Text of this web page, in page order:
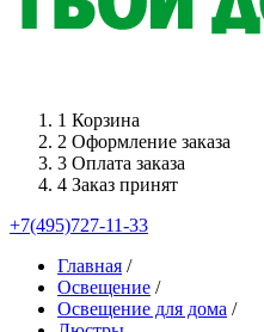
1 Корзина
2 Оформление заказа
3 Оплата заказа
4 Заказ принят
+7(495)727-11-33
Главная /
Освещение /
Освещение для дома /